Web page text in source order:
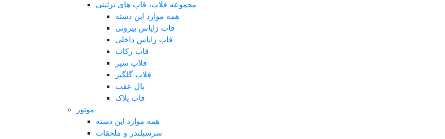
مجموعه فلاپ، قاب های تزئینی
همه موارد این دسته
قاب زاپاس بیرونی
قاب زاپاس داخلی
قاب رکاب
فلاپ سپر
فلاپ گلگیر
بال عقب
قاب پلاک
موتور
همه موارد این دسته
سرسیلندر و ملحقات